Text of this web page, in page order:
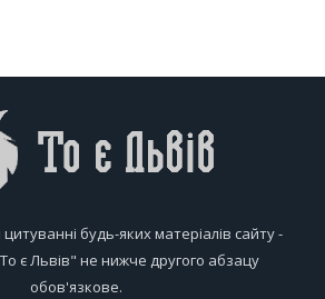
будь-яких матеріалів сайту -
є Львів" не нижче другого абзацу
обов'язкове.